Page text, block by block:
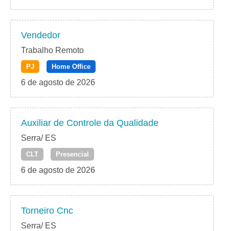
Vendedor
Trabalho Remoto
PJ Home Office
6 de agosto de 2026
Auxiliar de Controle da Qualidade
Serra/ ES
CLT Presencial
6 de agosto de 2026
Torneiro Cnc
Serra/ ES